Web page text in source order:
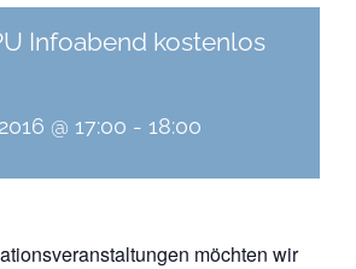
Infoabend kostenlos
@ 17:00 - 18:00
möchten wir